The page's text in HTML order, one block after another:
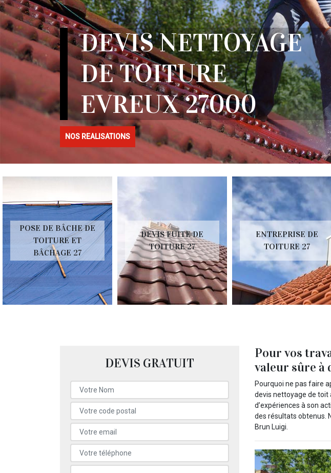
DEVIS NETTOYAGE
DE TOITURE
EVREUX 27000
NOS REALISATIONS
POSE DE BÂCHE DE
TOITURE ET
BÂCHAGE 27
DEVIS FUITE DE
TOITURE 27
ENTREPRISE DE
TOITURE 27
DEVIS GRATUIT
Pour vos
valeur sûre à
Pourquoi ne pas faire
devis nettoyage de toit
d’expériences à son
des résultats obtenus.
Brun Luigi.